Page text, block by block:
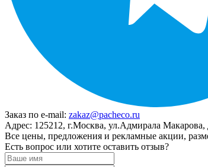
Заказ по e-mail: zakaz@pacheco.ru
Адрес: 125212, г.Москва, ул.Адмирала Макарова,
Все цены, предложения и рекламные акции,
Есть вопрос или хотите оставить отзыв?